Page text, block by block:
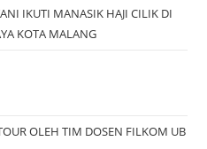
IKUTI MANASIK HAJI CILIK DI
KOTA MALANG
OLEH TIM DOSEN FILKOM UB